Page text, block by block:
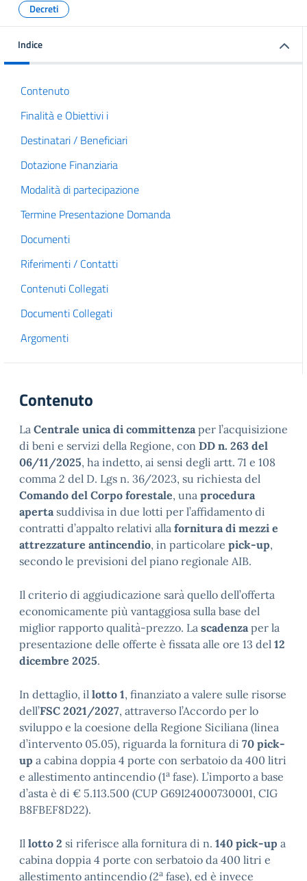
Decreti
Indice
Contenuto
Finalità e Obiettivi i
Destinatari / Beneficiari
Dotazione Finanziaria
Modalità di partecipazione
Termine Presentazione Domanda
Documenti
Riferimenti / Contatti
Contenuti Collegati
Documenti Collegati
Argomenti
Contenuto
La Centrale unica di committenzaper l’acquisizione
di beni e servizi della Regione, con DD n. 263 del
06/11/2025, ha indetto, ai sensi degli artt. 71 e 108
comma 2 del D. Lgs n. 36/2023, su richiesta del
Comando del Corpo forestale, una procedura
apertasuddivisa in due lotti per l’affidamento di
contratti d’appalto relativi alla fornitura di mezzi e
attrezzature antincendio, in particolare pick-up,
secondo le previsioni del piano regionale AIB.
Il criterio di aggiudicazione sarà quello dell’offerta
economicamente più vantaggiosa sulla base del
miglior rapporto qualità-prezzo. La scadenzaper la
presentazione delle offerte è fissata alle ore 13 del 12
dicembre 2025.
In dettaglio, il lotto 1, finanziato a valere sulle risorse
dell’FSC 2021/2027, attraverso l’Accordo per lo
sviluppo e la coesione della Regione Siciliana (linea
d’intervento 05.05), riguarda la fornitura di 70 pick-
up a cabina doppia 4 porte con serbatoio da 400 litri
e allestimento antincendio (1a fase). L’importo a base
d’asta è di € 5.113.500 (CUP G69I24000730001, CIG
B8FBEF8D22).
Il lotto 2 si riferisce alla fornitura di n. 140 pick-up a
cabina doppia 4 porte con serbatoio da 400 litri e
allestimento antincendio (2a fase), ed è invece